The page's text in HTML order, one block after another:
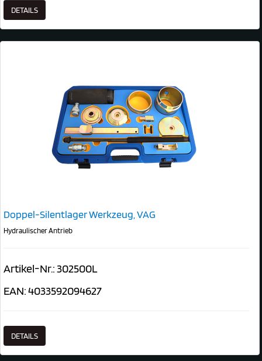
DETAILS
Doppel-Silentlager Werkzeug, VAG
Hydraulischer Antrieb
Artikel-Nr.: 302500L
EAN: 4033592094627
DETAILS